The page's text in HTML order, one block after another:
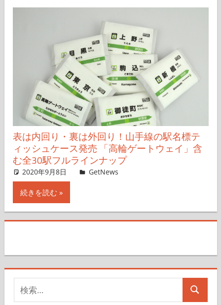
表は内回り・裏は外回り！山手線の駅名標テ
ィッシュケース発売 「高輪ゲートウェイ」含
む全30駅フルラインナップ
2020年9月8日 non
GetNews
続きを読む
索
検